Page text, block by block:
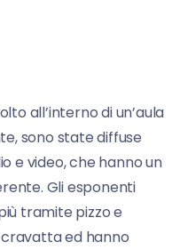
all’interno di un’aula
sono state diffuse
e video, che hanno un
Gli esponenti
tramite pizzo e
ed hanno